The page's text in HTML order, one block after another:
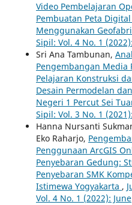
Video Pembelajaran
Pembuatan Peta
Menggunakan
Sipil: Vol. 4 No. 1
Sri Ana Tambunan,
Pengembangan Media
Pelajaran Konstruksi
Desain Permodelan
Negeri 1 Percut Sei
Sipil: Vol. 3 No. 1
Hanna Nursanti
Eko Raharjo,
Penggunaan ArcGIS
Penyebaran Gedung:
Penyebaran SMK
Istimewa Yogyakarta ,
Vol. 4 No. 1 (2022): June